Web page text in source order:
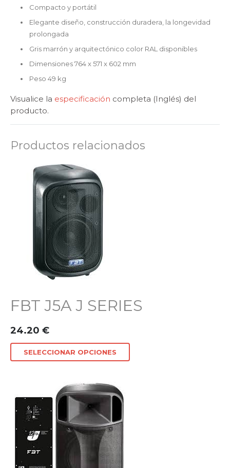
Compacto y portátil
Elegante diseño, construcción duradera, la longevidad
prolongada
Gris marrón y arquitectónico color RAL disponibles
Dimensiones 764 x 571 x 602 mm
Peso 49 kg
Visualice la especificación completa (Inglés) del
producto.
Productos relacionados
FBT J5A J SERIES
24.20 €
SELECCIONAR OPCIONES